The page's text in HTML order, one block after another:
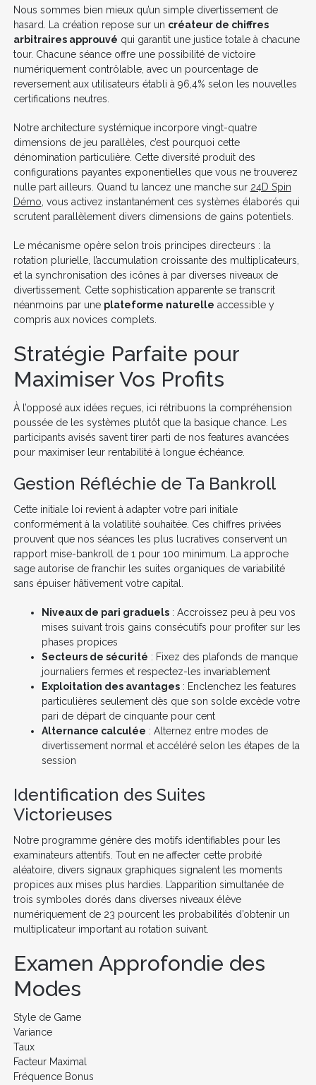
Nous sommes bien mieux qu’un simple divertissement de
hasard. La création repose sur un créateur de chiffres
arbitraires approuvé qui garantit une justice totale à chacune
tour. Chacune séance offre une possibilité de victoire
numériquement contrôlable, avec un pourcentage de
reversement aux utilisateurs établi à 96,4% selon les nouvelles
certifications neutres.
Notre architecture systémique incorpore vingt-quatre
dimensions de jeu parallèles, c’est pourquoi cette
dénomination particulière. Cette diversité produit des
configurations payantes exponentielles que vous ne trouverez
nulle part ailleurs. Quand tu lancez une manche sur 24D Spin
Démo , vous activez instantanément ces systèmes élaborés qui
scrutent parallèlement divers dimensions de gains potentiels.
Le mécanisme opère selon trois principes directeurs : la
rotation plurielle, l’accumulation croissante des multiplicateurs,
et la synchronisation des icônes à par diverses niveaux de
divertissement. Cette sophistication apparente se transcrit
néanmoins par une plateforme naturelle accessible y
compris aux novices complets.
Stratégie Parfaite pour
Maximiser Vos Profits
À l’opposé aux idées reçues, ici rétribuons la compréhension
poussée de les systèmes plutôt que la basique chance. Les
participants avisés savent tirer parti de nos features avancées
pour maximiser leur rentabilité à longue échéance.
Gestion Réfléchie de Ta Bankroll
Cette initiale loi revient à adapter votre pari initiale
conformément à la volatilité souhaitée. Ces chiffres privées
prouvent que nos séances les plus lucratives conservent un
rapport mise-bankroll de 1 pour 100 minimum. La approche
sage autorise de franchir les suites organiques de variabilité
sans épuiser hâtivement votre capital.
Niveaux de pari graduels: Accroissez peu à peu vos
mises suivant trois gains consécutifs pour profiter sur les
phases propices
Secteurs de sécurité : Fixez des plafonds de manque
journaliers fermes et respectez-les invariablement
Exploitation des avantages: Enclenchez les features
particulières seulement dès que son solde excède votre
pari de départ de cinquante pour cent
Alternance calculée : Alternez entre modes de
divertissement normal et accéléré selon les étapes de la
session
Identification des Suites
Victorieuses
Notre programme génère des motifs identifiables pour les
examinateurs attentifs. Tout en ne affecter cette probité
aléatoire, divers signaux graphiques signalent les moments
propices aux mises plus hardies. L’apparition simultanée de
trois symboles dorés dans diverses niveaux élève
numériquement de 23 pourcent les probabilités d’obtenir un
multiplicateur important au rotation suivant.
Examen Approfondie des
Modes
Style de Game
Variance
Taux
Facteur Maximal
Fréquence Bonus